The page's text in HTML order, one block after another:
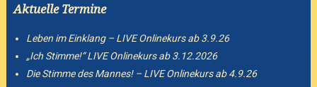
Aktuelle Termine
Leben im Einklang – LIVE Onlinekurs ab 3.9.26
„Ich Stimme!“ LIVE Onlinekurs ab 3.12.2026
Die Stimme des Mannes! – LIVE Onlinekurs ab 4.9.26